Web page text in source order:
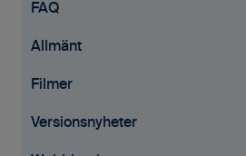
För administratörer
Konto & Betalning
Licenser
Tid & Kvitton
FAQ
Projekt
Fakturering
Tid & kvitton
Allmänt
Allmän information
GDPR
Filmer
Tid & Kvitton
Versionsnyheter